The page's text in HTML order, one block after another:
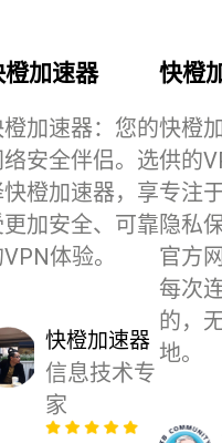
橙加速器
加速器：您的
安全伴侣。选
橙加速器，享
加安全、可靠
体验。
快橙加速器
信息技术专
家
快橙
快橙
供的
专注
隐私
官方
每次
的，
地。